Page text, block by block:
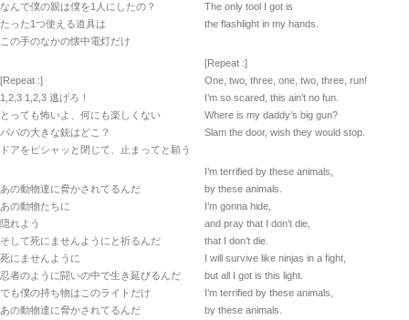
なんで僕の親は僕を1人にしたの？
たった1つ使える道具は
この手のなかの懐中電灯だけ
[Repeat :]
1,2,3 1,2,3 逃げろ！
とっても怖いよ、何にも楽しくない
パパの大きな銃はどこ？
ドアをピシャッと閉じて、止まってと願う
あの動物達に脅かされてるんだ
あの動物たちに
隠れよう
そして死にませんようにと祈るんだ
死にませんように
忍者のように闘いの中で生き延びるんだ
でも僕の持ち物はこのライトだけ
あの動物達に脅かされてるんだ
The only tool I got is
the flashlight in my hands.
[Repeat :]
One, two, three, one, two, three, run!
I’m so scared, this ain’t no fun.
Where is my daddy’s big gun?
Slam the door, wish they would stop.
I’m terrified by these animals,
by these animals.
I’m gonna hide,
and pray that I don’t die,
that I don’t die.
I will survive like ninjas in a fight,
but all I got is this light.
I’m terrified by these animals,
by these animals.